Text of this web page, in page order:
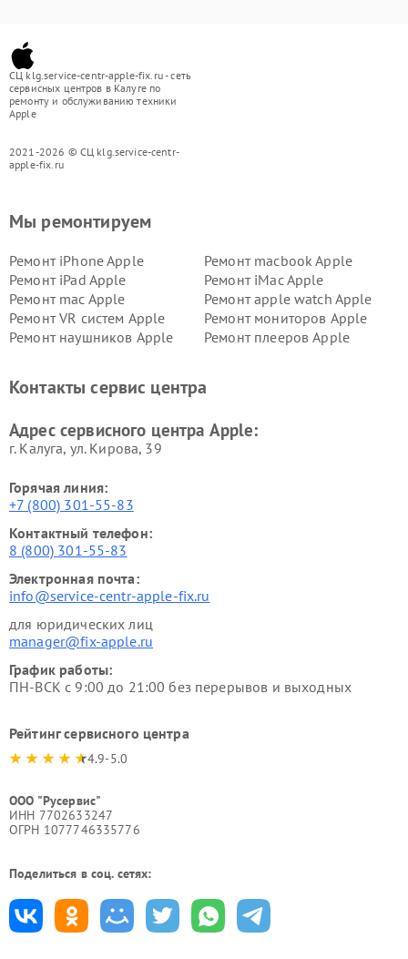
СЦ klg.service-centr-apple-fix.ru - сеть
сервисных центров в Калуге по
ремонту и обслуживанию техники
Apple
2021-2026 © СЦ klg.service-centr-
apple-fix.ru
Мы ремонтируем
Ремонт iPhone Apple
Ремонт macbook Apple
Ремонт iPad Apple
Ремонт iMac Apple
Ремонт mac Apple
Ремонт apple watch Apple
Ремонт VR систем Apple
Ремонт мониторов Apple
Ремонт наушников Apple
Ремонт плееров Apple
Контакты сервис центра
Адрес сервисного центра Apple:
г. Калуга, ул. Кирова, 39
Горячая линия:
+7 (800) 301-55-83
Контактный телефон:
8 (800) 301-55-83
Электронная почта:
info@service-centr-apple-fix.ru
для юридических лиц
manager@fix-apple.ru
График работы:
ПН-ВСК с 9:00 до 21:00 без перерывов и выходных
Рейтинг сервисного центра
4.9-5.0
ООО "Русервис"
ИНН 7702633247
ОГРН 1077746335776
Поделиться в соц. сетях: